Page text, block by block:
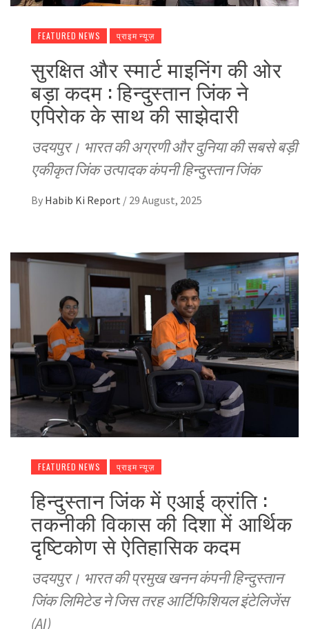
FEATURED NEWS प्राइम न्यूज़
सुरक्षित और स्मार्ट माइनिंग की ओर
बड़ा कदम : हिन्दुस्तान जिंक ने
एपिरोक के साथ की साझेदारी
उदयपुर। भारत की अग्रणी और दुनिया की सबसे बड़ी
एकीकृत जिंक उत्पादक कंपनी हिन्दुस्तान जिंक
By Habib Ki Report / 29 August, 2025
FEATURED NEWS प्राइम न्यूज़
हिन्दुस्तान जिंक में एआई क्रांति :
तकनीकी विकास की दिशा में आर्थिक
दृष्टिकोण से ऐतिहासिक कदम
उदयपुर। भारत की प्रमुख खनन कंपनी हिन्दुस्तान
जिंक लिमिटेड ने जिस तरह आर्टिफिशियल इंटेलिजेंस
(AI)